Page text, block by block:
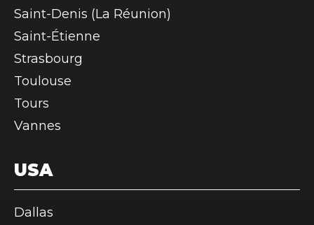
Saint-Denis (La Réunion)
Saint-Étienne
Strasbourg
Toulouse
Tours
Vannes
USA
Dallas